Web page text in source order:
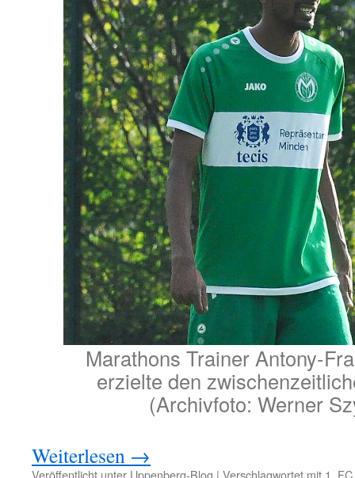
Marathons Trainer Antony-
erzielte den
(Archivfoto: Werner
Weiterlesen →
Veröffentlicht unter Uppenberg-Blog | Verschlagwortet mit 1.